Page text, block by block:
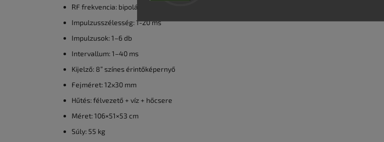
RF frekvencia: bipoláris
Impulzusszélesség: 1-20 ms
Impulzusok: 1–6 db
Intervallum: 1–40 ms
Kijelző: 8” színes érintőképernyő
Fejméret: 12x30 mm
Hűtés: félvezető + víz + hőcsere
Méret: 106×51×53 cm
Súly: 55 kg